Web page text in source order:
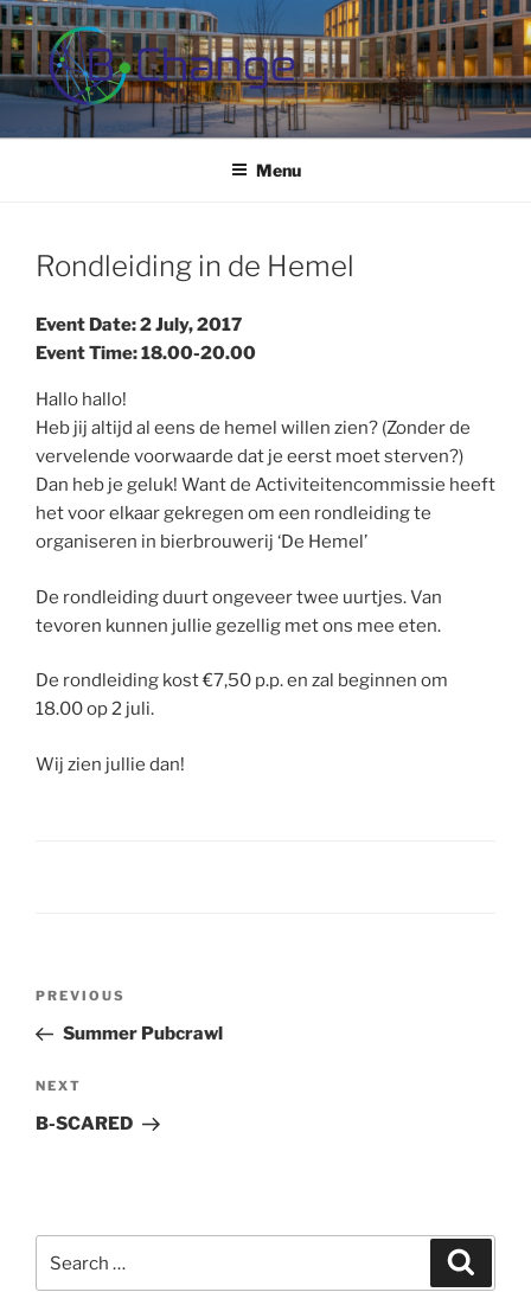
Skip
to
content
B-CHANGE
Study Association Behaviour Change
Menu
Rondleiding in de Hemel
Event Date: 2 July, 2017
Event Time: 18.00-20.00
Hallo hallo!
Heb jij altijd al eens de hemel willen zien? (Zonder de
vervelende voorwaarde dat je eerst moet sterven?)
Dan heb je geluk! Want de Activiteitencommissie heeft
het voor elkaar gekregen om een rondleiding te
organiseren in bierbrouwerij ‘De Hemel’
De rondleiding duurt ongeveer twee uurtjes. Van
tevoren kunnen jullie gezellig met ons mee eten.
De rondleiding kost €7,50 p.p. en zal beginnen om
18.00 op 2 juli.
Wij zien jullie dan!
Previous
Post
PREVIOUS
Summer Pubcrawl
Next
Post
NEXT
B-SCARED